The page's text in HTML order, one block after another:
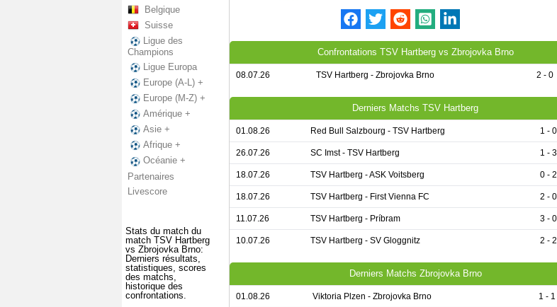
Belgique
Suisse
Ligue des
Champions
Ligue Europa
Europe (A-L) +
Europe (M-Z) +
Amérique +
Asie +
Afrique +
Océanie +
Partenaires
Livescore
Stats du match du
match TSV Hartberg
vs Zbrojovka Brno:
Derniers résultats,
statistiques, scores
des matchs,
historique des
confrontations.
Confrontations TSV Hartberg vs Zbrojovka Brno
08.07.26 TSV Hartberg - Zbrojovka Brno 2 - 0
Derniers Matchs TSV Hartberg
01.08.26 Red Bull Salzbourg - TSV Hartberg 1 - 0
26.07.26 SC Imst - TSV Hartberg 1 - 3
18.07.26 TSV Hartberg - ASK Voitsberg 0 - 2
18.07.26 TSV Hartberg - First Vienna FC 2 - 0
11.07.26 TSV Hartberg - Príbram 3 - 0
10.07.26 TSV Hartberg - SV Gloggnitz 2 - 2
Derniers Matchs Zbrojovka Brno
01.08.26 Viktoria Plzen - Zbrojovka Brno 1 - 1